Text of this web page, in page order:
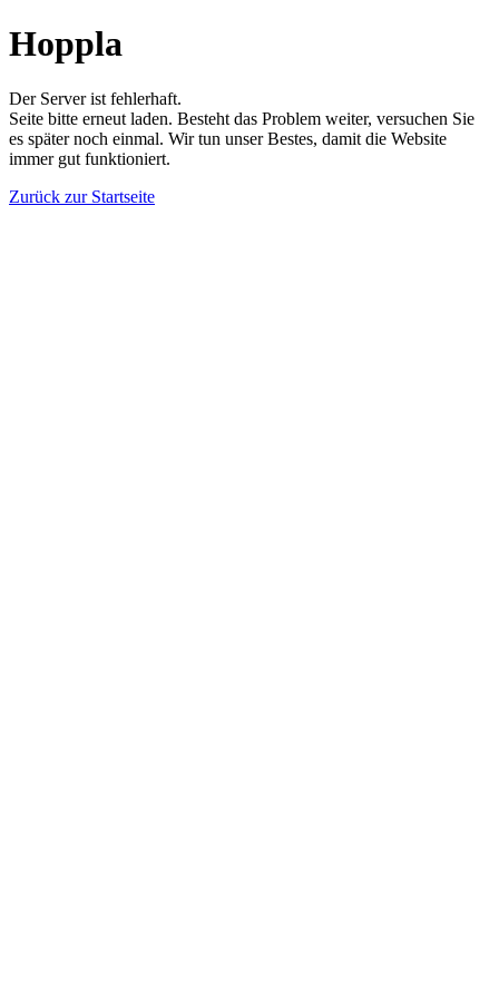
Hoppla
Der Server ist fehlerhaft.
Seite bitte erneut laden. Besteht das Problem weiter, versuchen Sie
es später noch einmal. Wir tun unser Bestes, damit die Website
immer gut funktioniert.
Zurück zur Startseite